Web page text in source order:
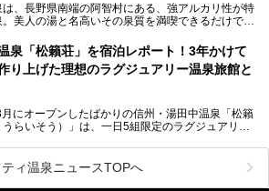
は、長野県南端の阿智村にある、強アルカリ性が特
美人の湯と名高いその泉質を満喫できるだけでな
は、朝市などの観光スポットや、信州名物のおや
るグルメスポットなど、観光を楽しむにはぴった
が豊富にあります。
は、昼神温泉での滞在を充実させる宿泊施設や日
見どころ満載の観光・グルメスポットに加え、ア
も順に紹介します。
泉「松籟荘」を宿泊レポート！3年かけて
り上げた理想のラグジュアリー温泉旅館と
にオープンしたばかりの信州・湯田中温泉「松籟
らいそう）」は、一日5組限定のラグジュアリー
トに楽しめる非日常感が味わえます。また宿泊者は
の「よろづや」の大浴場「桃山風呂」や共同浴場の
大湯」も利用ができます。
ィ温泉ニュースTOPへ